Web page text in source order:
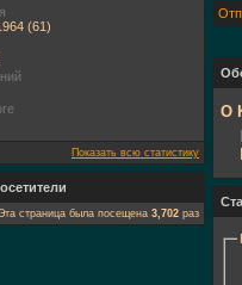
О
(61)
Показать всю статистику
страница была посещена 3,702 раз